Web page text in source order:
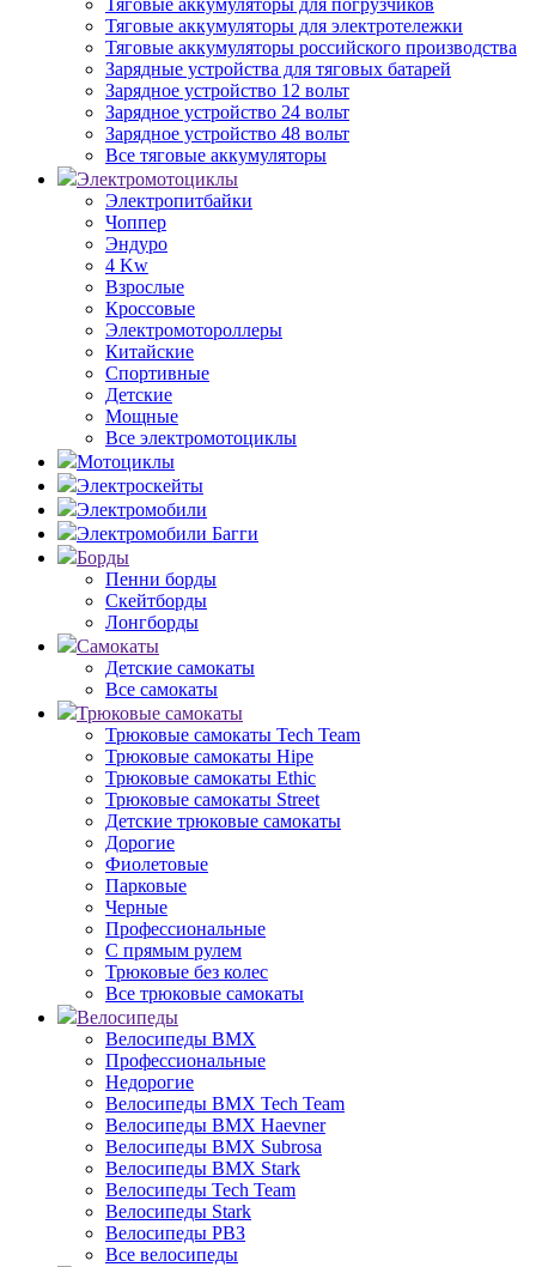
Тяговые аккумуляторы для погрузчиков
Тяговые аккумуляторы для электротележки
Тяговые аккумуляторы российского производства
Зарядные устройства для тяговых батарей
Зарядное устройство 12 вольт
Зарядное устройство 24 вольт
Зарядное устройство 48 вольт
Все тяговые аккумуляторы
Электромотоциклы
Электропитбайки
Чоппер
Эндуро
4 Kw
Взрослые
Кроссовые
Электромотороллеры
Китайские
Спортивные
Детские
Мощные
Все электромотоциклы
Мотоциклы
Электроскейты
Электромобили
Электромобили Багги
Борды
Пенни борды
Скейтборды
Лонгборды
Самокаты
Детские самокаты
Все самокаты
Трюковые самокаты
Трюковые самокаты Tech Team
Трюковые самокаты Hipe
Трюковые самокаты Ethic
Трюковые самокаты Street
Детские трюковые самокаты
Дорогие
Фиолетовые
Парковые
Черные
Профессиональные
С прямым рулем
Трюковые без колес
Все трюковые самокаты
Велосипеды
Велосипеды BMX
Профессиональные
Недорогие
Велосипеды BMX Tech Team
Велосипеды BMX Haevner
Велосипеды BMX Subrosa
Велосипеды BMX Stark
Велосипеды Tech Team
Велосипеды Stark
Велосипеды РВЗ
Все велосипеды